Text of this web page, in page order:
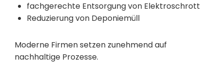
fachgerechte Entsorgung von Elektroschrott
Reduzierung von Deponiemüll
Moderne Firmen setzen zunehmend auf
nachhaltige Prozesse.